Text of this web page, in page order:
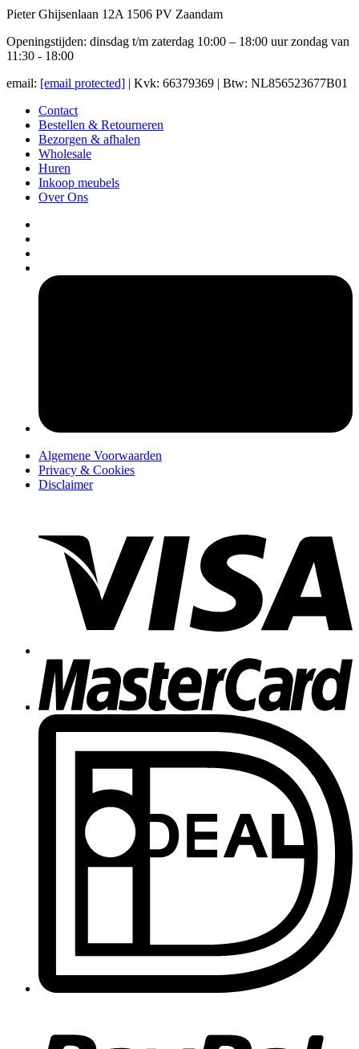
Pieter Ghijsenlaan 12A 1506 PV Zaandam
Openingstijden: dinsdag t/m zaterdag 10:00 – 18:00 uur zondag van
11:30 - 18:00
email: [email protected] | Kvk: 66379369 | Btw: NL856523677B01
Contact
Bestellen & Retourneren
Bezorgen & afhalen
Wholesale
Huren
Inkoop meubels
Over Ons
Algemene Voorwaarden
Privacy & Cookies
Disclaimer